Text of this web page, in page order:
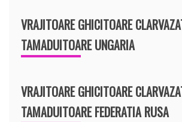
VRAJITOARE GHICITOARE
TAMADUITOARE UNGARIA
VRAJITOARE GHICITOARE
TAMADUITOARE FEDERATIA RUSA